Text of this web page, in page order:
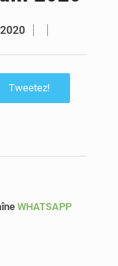
Tweetez!
WHATSAPP